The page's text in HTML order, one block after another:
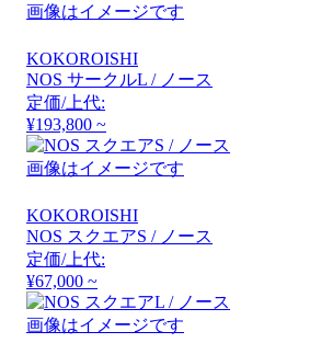
画像はイメージです
KOKOROISHI
NOS サークルL / ノース
定価/上代:
¥193,800 ~
画像はイメージです
KOKOROISHI
NOS スクエアS / ノース
定価/上代:
¥67,000 ~
画像はイメージです